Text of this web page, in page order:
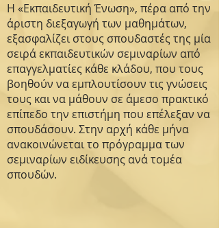
Η «Εκπαιδευτική Ένωση», πέρα από την
άριστη διεξαγωγή των μαθημάτων,
εξασφαλίζει στους σπουδαστές της μία
σειρά εκπαιδευτικών σεμιναρίων από
επαγγελματίες κάθε κλάδου, που τους
βοηθούν να εμπλουτίσουν τις γνώσεις
τους και να μάθουν σε άμεσο πρακτικό
επίπεδο την επιστήμη που επέλεξαν να
σπουδάσουν. Στην αρχή κάθε μήνα
ανακοινώνεται το πρόγραμμα των
σεμιναρίων ειδίκευσης ανά τομέα
σπουδών.